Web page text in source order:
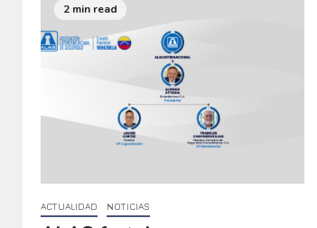
2 min read
ACTUALIDAD NOTICIAS